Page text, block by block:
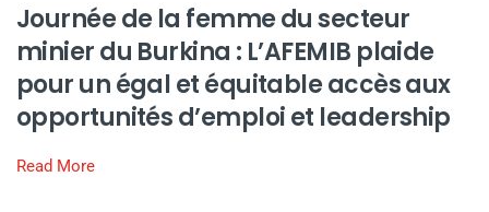
Journée de la femme du secteur
minier du Burkina : L’AFEMIB plaide
pour un égal et équitable accès aux
opportunités d’emploi et leadership
Read More